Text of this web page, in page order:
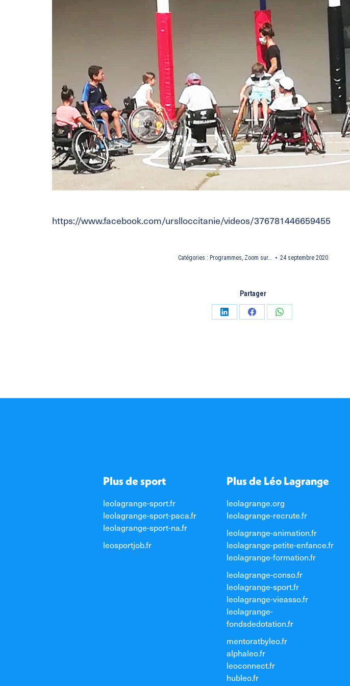
https://www.facebook.com/urslloccitanie/videos/376781446659455
Catégories : Programmes, Zoom sur... 24 septembre 2020
Partager
PartagerPartagerPartager
Plus de sport
leolagrange-sport.fr
leolagrange-sport-paca.fr
leolagrange-sport-na.fr
leosportjob.fr
Plus de Léo Lagrange
leolagrange.org
leolagrange-recrute.fr
leolagrange-animation.fr
leolagrange-petite-enfance.fr
leolagrange-formation.fr
leolagrange-conso.fr
leolagrange-sport.fr
leolagrange-vieasso.fr
leolagrange-
fondsdedotation.fr
mentoratbyleo.fr
alphaleo.fr
leoconnect.fr
hubleo.fr